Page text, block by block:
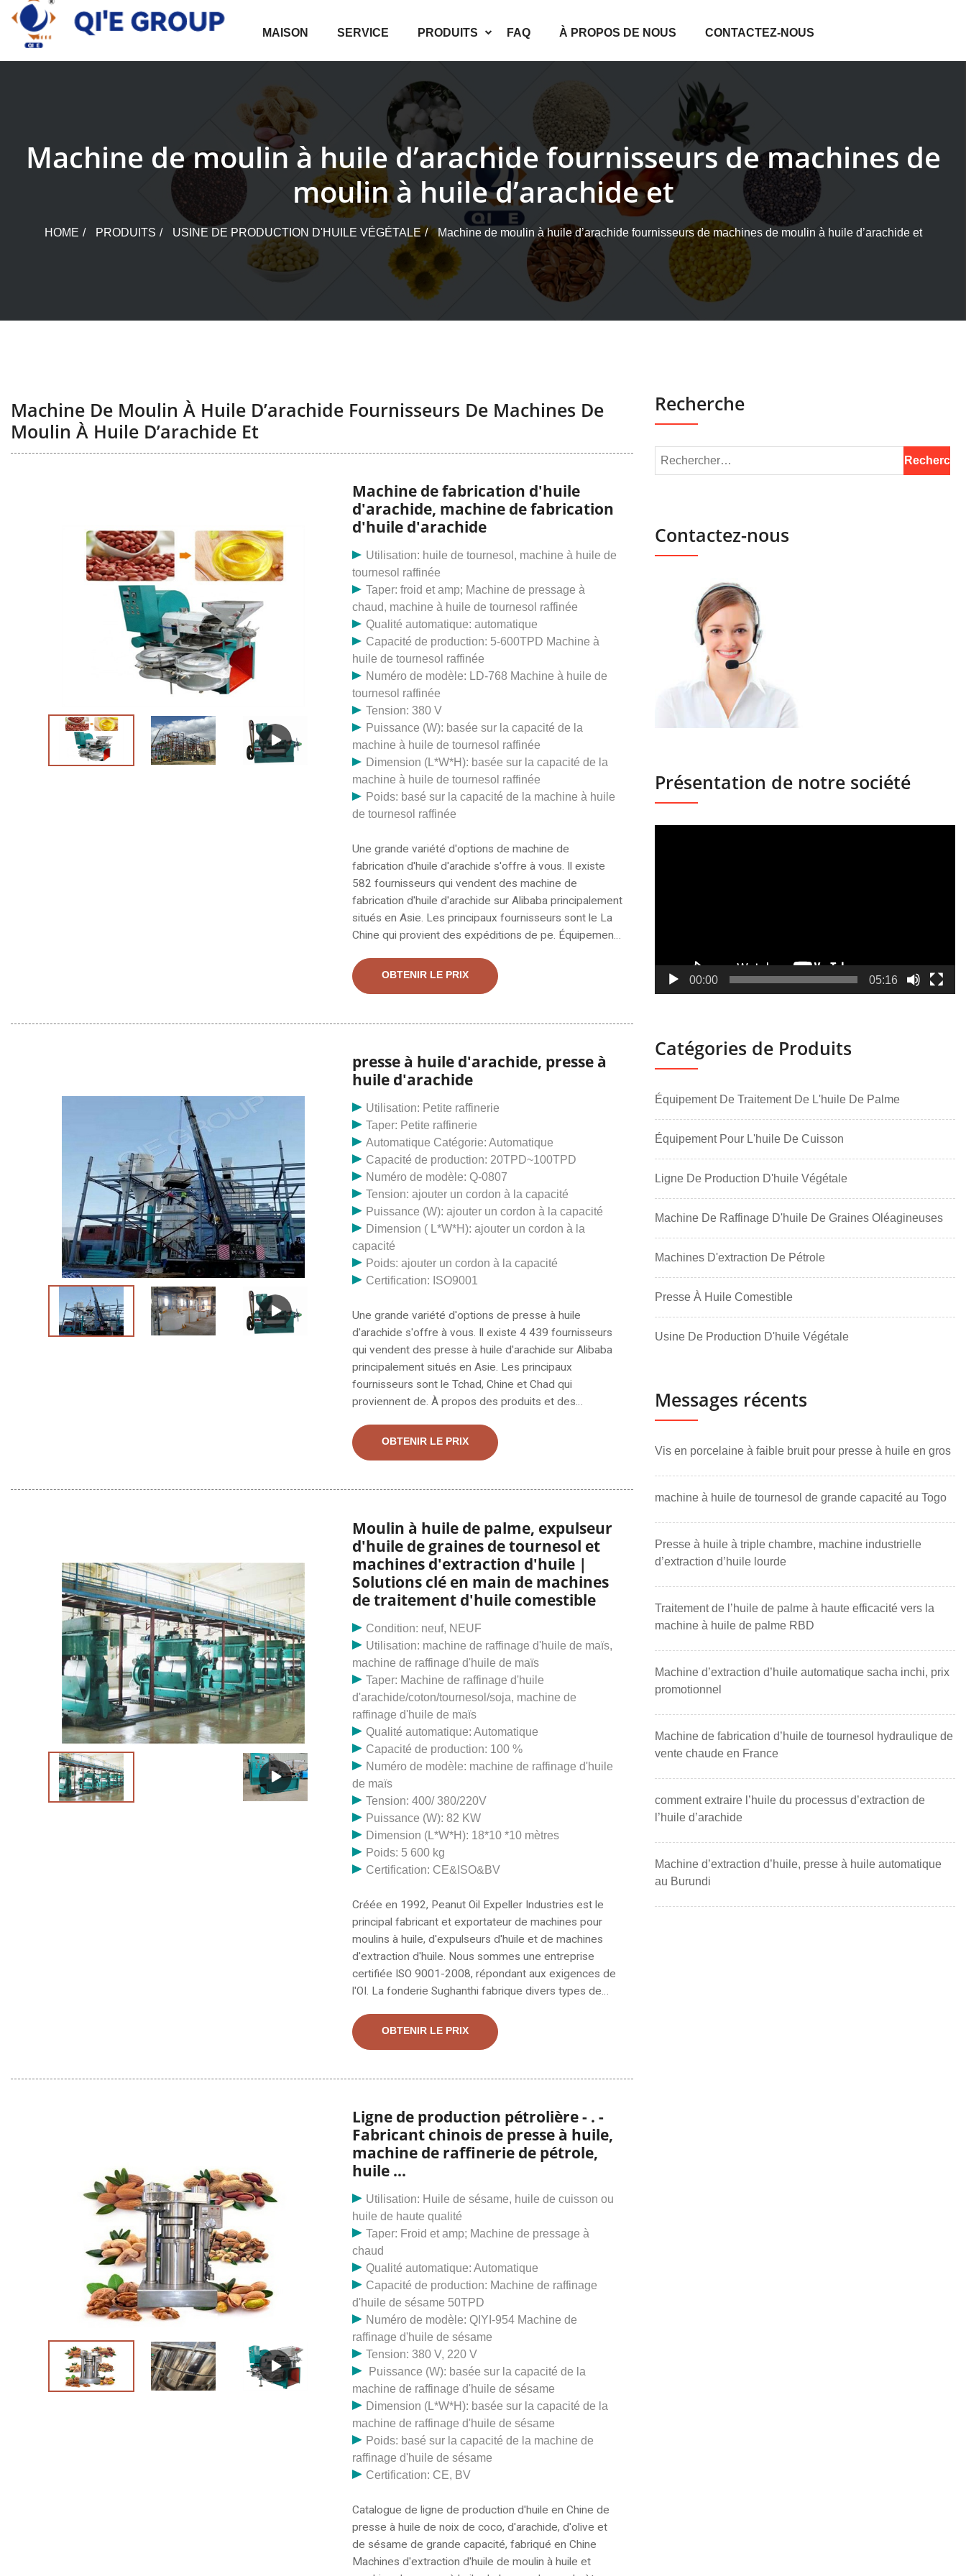
Skip
content
MAISON SERVICE PRODUITS FAQ À PROPOS DE NOUS CONTACTEZ-NOUS
Machine de moulin à huile d’arachide fournisseurs de machines de
moulin à huile d’arachide et
HOME PRODUITS USINE DE PRODUCTION D'HUILE VÉGÉTALE Machine de moulin à huile d’arachide fournisseurs de machines de moulin à huile d’arachide et
Machine De Moulin À Huile D’arachide Fournisseurs De Machines De
Moulin À Huile D’arachide Et
Machine de fabrication d'huile
d'arachide, machine de fabrication
d'huile d'arachide
Utilisation: huile de tournesol, machine à huile de
tournesol raffinée
Taper: froid et amp; Machine de pressage à
chaud, machine à huile de tournesol raffinée
Qualité automatique: automatique
Capacité de production: 5-600TPD Machine à
huile de tournesol raffinée
Numéro de modèle: LD-768 Machine à huile de
tournesol raffinée
Tension: 380 V
Puissance (W): basée sur la capacité de la
machine à huile de tournesol raffinée
Dimension (L*W*H): basée sur la capacité de la
machine à huile de tournesol raffinée
Poids: basé sur la capacité de la machine à huile
de tournesol raffinée
Une grande variété d'options de machine de
fabrication d'huile d'arachide s'offre à vous. Il existe
582 fournisseurs qui vendent des machine de
fabrication d'huile d'arachide sur Alibaba principalement
situés en Asie. Les principaux fournisseurs sont le La
Chine qui provient des expéditions de pe. Équipement
d'équipement d'huile de palme en Chine, offrant une
machine à huile de son de riz / une usine de ligne de
une usine d'extraction / de fabrication d'huile de son
en main
OBTENIR LE PRIX
presse à huile d'arachide, presse à
huile d'arachide
Utilisation: Petite raffinerie
Taper: Petite raffinerie
Automatique Catégorie: Automatique
Capacité de production: 20TPD~100TPD
Numéro de modèle: Q-0807
Tension: ajouter un cordon à la capacité
Puissance (W): ajouter un cordon à la capacité
Dimension ( L*W*H): ajouter un cordon à la
capacité
Poids: ajouter un cordon à la capacité
Certification: ISO9001
Une grande variété d'options de presse à huile
d'arachide s'offre à vous. Il existe 4 439 fournisseurs
qui vendent des presse à huile d'arachide sur Alibaba
principalement situés en Asie. Les principaux
fournisseurs sont le Tchad, Chine et Chad qui
proviennent de. À propos des produits et des
presseurs d'huile, 4 % sont des machines de
remplissage. Une large gamme d'options de machine à
ans et des 5
OBTENIR LE PRIX
Moulin à huile de palme, expulseur
d'huile de graines de tournesol et
machines d'extraction d'huile |
Solutions clé en main de machines
de traitement d'huile comestible
Condition: neuf, NEUF
Utilisation: machine de raffinage d'huile de maïs,
machine de raffinage d'huile de maïs
Taper: Machine de raffinage d'huile
d'arachide/coton/tournesol/soja, machine de
raffinage d'huile de maïs
Qualité automatique: Automatique
Capacité de production: 100 %
Numéro de modèle: machine de raffinage d'huile
de maïs
Tension: 400/ 380/220V
Puissance (W): 82 KW
Dimension (L*W*H): 18*10 *10 mètres
Poids: 5 600 kg
Certification: CE&ISO&BV
Créée en 1992, Peanut Oil Expeller Industries est le
principal fabricant et exportateur de machines pour
moulins à huile, d'expulseurs d'huile et de machines
d'extraction d'huile. Nous sommes une entreprise
certifiée ISO 9001-2008, répondant aux exigences de
l'OI. La fonderie Sughanthi fabrique divers types de
machine d'extraction d'huile par pression à froid, la
machine d'extraction d'huile rotative, les machines de
également des tailles variables, à partir de 5 Hp,
OBTENIR LE PRIX
Ligne de production pétrolière - . -
Fabricant chinois de presse à huile,
machine de raffinerie de pétrole,
huile ...
Utilisation: Huile de sésame, huile de cuisson ou
huile de haute qualité
Taper: Froid et amp; Machine de pressage à
chaud
Qualité automatique: Automatique
Capacité de production: Machine de raffinage
d'huile de sésame 50TPD
Numéro de modèle: QIYI-954 Machine de
raffinage d'huile de sésame
Tension: 380 V, 220 V
Puissance (W): basée sur la capacité de la
machine de raffinage d'huile de sésame
Dimension (L*W*H): basée sur la capacité de la
machine de raffinage d'huile de sésame
Poids: basé sur la capacité de la machine de
raffinage d'huile de sésame
Certification: CE, BV
Catalogue de ligne de production d'huile en Chine de
presse à huile de noix de coco, d'arachide, d'olive et
de sésame de grande capacité, fabriqué en Chine
Machines d'extraction d'huile de moulin à huile et
Recherche
Contactez-nous
Présentation de notre société
00:00 05:16
Catégories de Produits
Équipement De Traitement De L'huile De Palme
Équipement Pour L'huile De Cuisson
Ligne De Production D'huile Végétale
Machine De Raffinage D'huile De Graines Oléagineuses
Machines D'extraction De Pétrole
Presse À Huile Comestible
Usine De Production D'huile Végétale
Messages récents
Vis en porcelaine à faible bruit pour presse à huile en gros
machine à huile de tournesol de grande capacité au Togo
Presse à huile à triple chambre, machine industrielle
d’extraction d’huile lourde
Traitement de l’huile de palme à haute efficacité vers la
machine à huile de palme RBD
Machine d’extraction d’huile automatique sacha inchi, prix
promotionnel
Machine de fabrication d’huile de tournesol hydraulique de
vente chaude en France
comment extraire l’huile du processus d’extraction de
l’huile d’arachide
Machine d’extraction d’huile, presse à huile automatique
au Burundi